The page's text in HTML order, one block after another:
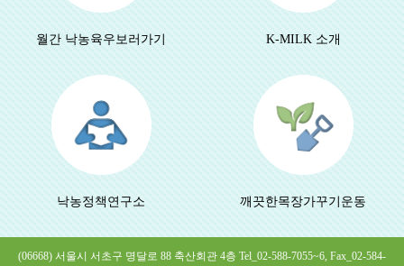
월간 낙농육우보러가기 K-MILK 소개
낙농정책연구소 깨끗한목장가꾸기운동
(06668) 서울시 서초구 명달로 88 축산회관 4층 Tel_02-588-7055~6, Fax_02-584-